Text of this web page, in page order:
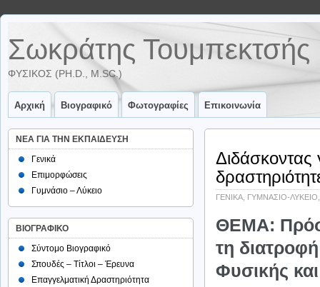
Σωκράτης Τουμπεκτσής
ΦΥΣΙΚΌΣ (PH.D., M.SC.)
Αρχική Βιογραφικό Φωτογραφίες Επικοινωνία
Διδάσκοντας
ΓΕΝΙΚΑ ΓΥΜΝΑΣΙΟ-ΛΥΚΕΙΟ
ΘΕΜΑ:
τη
Φυσικής
ΝΕΑ ΓΙΑ ΤΗΝ ΕΚΠΑΙΔΕΥΣΗ
Γενικά
Επιμορφώσεις
Γυμνάσιο – Λύκειο
ΒΙΟΓΡΑΦΙΚΟ
Σύντομο Βιογραφικό
Σπουδές – Τίτλοι – Έρευνα
Επαγγελματική Δραστηριότητα